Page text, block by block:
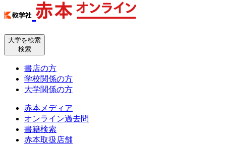
大学を検索
検索
書店の方
学校関係の方
大学関係の方
赤本メディア
オンライン過去問
書籍検索
赤本取扱店舗